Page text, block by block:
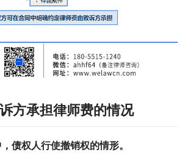
方承担律师费的情况
债权人行使撤销权的情形。